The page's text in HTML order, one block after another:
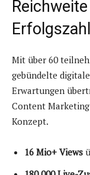
Mit über 60
gebündelte
Erwartungen
Content
Konzept.
16 Mio+ Views